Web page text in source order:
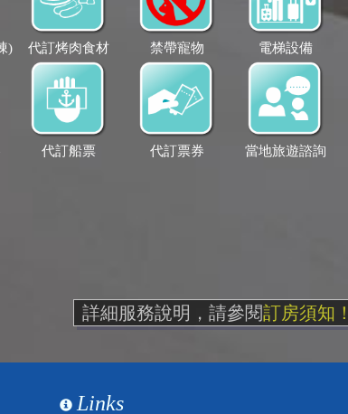
) 代訂烤肉食材 禁帶寵物 電梯設備
代訂船票 代訂票券 當地旅遊諮詢
詳細服務說明，請參閱訂房須知！
Links